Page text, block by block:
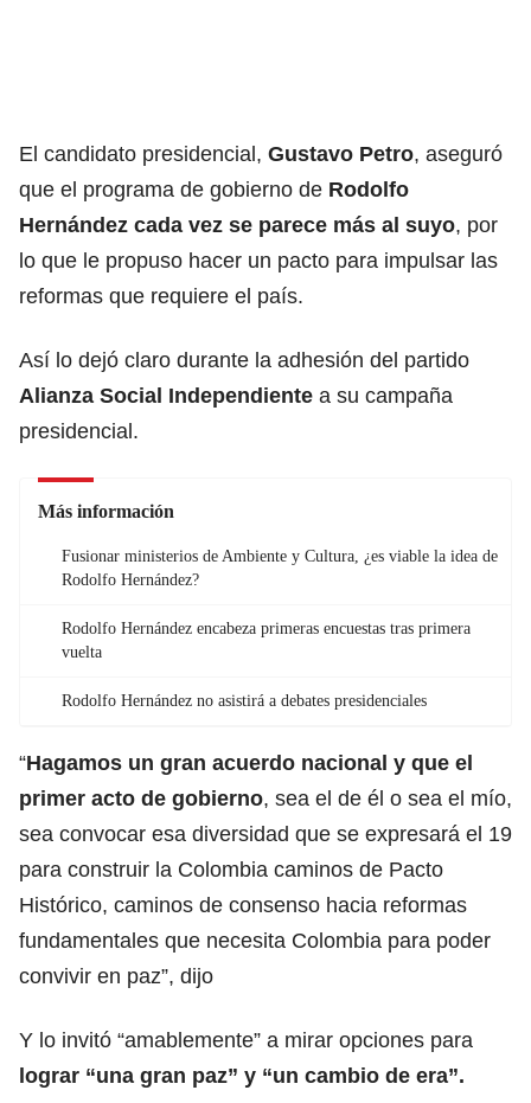
El candidato presidencial, Gustavo Petro, aseguró
que el programa de gobierno de Rodolfo
Hernández cada vez se parece más al suyo, por
lo que le propuso hacer un pacto para impulsar las
reformas que requiere el país.
Así lo dejó claro durante la adhesión del partido
Alianza Social Independiente a su campaña
presidencial.
Más información
Fusionar ministerios de Ambiente y Cultura, ¿es viable la idea de
Rodolfo Hernández?
Rodolfo Hernández encabeza primeras encuestas tras primera
vuelta
Rodolfo Hernández no asistirá a debates presidenciales
“Hagamos un gran acuerdo nacional y que el
primer acto de gobierno, sea el de él o sea el mío,
sea convocar esa diversidad que se expresará el 19
para construir la Colombia caminos de Pacto
Histórico, caminos de consenso hacia reformas
fundamentales que necesita Colombia para poder
convivir en paz”, dijo
Y lo invitó “amablemente” a mirar opciones para
lograr “una gran paz” y “un cambio de era”.